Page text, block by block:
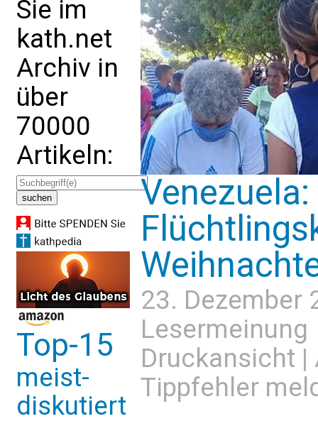
Sie im
kath.net
Archiv in
über
70000
Artikeln:
Top-15
meist-
diskutiert
Venezuela:
23. Dezember
Lesermeinung
Druckansicht |
Tippfehler